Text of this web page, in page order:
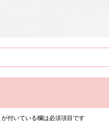
が付いている欄は必須項目です